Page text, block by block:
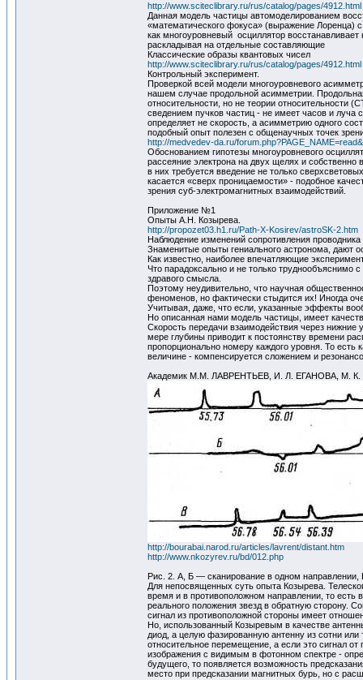
http://www.sciteclibrary.ru/rus/catalog/pages/4912.html
Данная модель частицы автомоделированием
«математического фокуса» (выражение Лоренца)
как многоуровневый осциллятор
раскладывая на отдельные составляющие
Классические образы квантовых чисел
http://www.sciteclibrary.ru/rus/catalog/pages/4912.html
Контрольный эксперимент.
Проверкой всей модели многоуровневого
нашем случае продольной асимметрии.
относительности, но не теории относительности
сведением пучков частиц - не имеет часов и луча
определяет не скорость, а асимметрию одного
подобный опыт полезен с общенаучных точек
http://medvedev-da.ru/
Обоснованием гипотезы многоуровневого
рассеяние электрона на двух щелях и
в них требуется введение не только
касается «сверх проницаемости» - подобное
зрения суб-электромагнитных взаимодействий.
Приложение №1
Опыты А.Н. Козырева.
http://propozet03.h1.ru/Path-X-Kosirev/astroSK-2.htm
Наблюдение изменений сопротивления
Знаменитые опыты гениального астронома, дают
Как известно, наиболее впечатляющие
Что парадоксально и не только труднообъяснимо
здравого смысла.
Поэтому неудивительно, что научная
феноменов, но фактически стыдится их! Иногда
Учитывая, даже, что если, указанные эффекты
Но описанная нами модель частицы, имеет
Скорость передачи взаимодействия через нижние
мере глубины приводит к постоянству времени
пропорционально номеру каждого уровня. То есть
величине - компенсируется сложением и
Академик М.М. ЛАВРЕНТЬЕВ, И. Л. ЕГАНОВА,
http://bourabai.narod.ru/articles/lavrent/distant.htm
http://www.nkozyrev.ru/bd/012.php
Рис. 2. А, Б — сканирование в одном
Для непосвященных суть опыта Козырева.
время и в противоположном направлении, то есть
реального положения звезд в обратную сторону.
сигнал из противоположной стороны имеет
Но, использованный Козыревым в качестве
диод, а целую фазированную антенну из сотни
относительное перемещение, а если это сигнал
изображения с видимым в фотонном спектре -
будущего, то появляется возможность
место при предсказании магнитных бурь, но с